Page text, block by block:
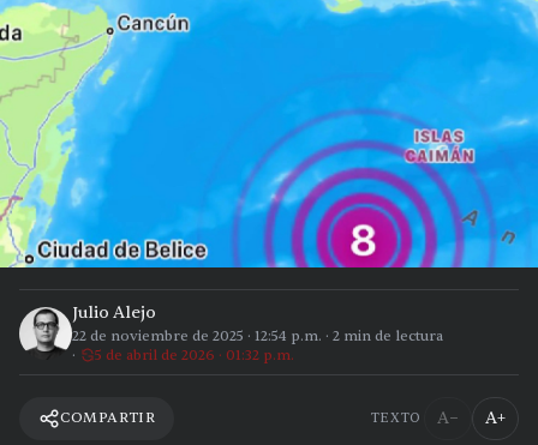
Julio Alejo
22 de noviembre de 2025 · 12:54 p.m. · 2 min de lectura
5 de abril de 2026 · 01:32 p.m.
COMPARTIR TEXTO A− A+